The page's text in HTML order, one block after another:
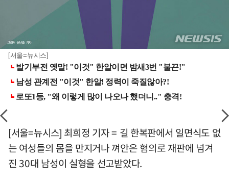
[서울=뉴시스]
[서울=뉴시스] 최희정 기자 = 길 한복판에서 일면식도 없
는 여성들의 몸을 만지거나 껴안은 혐의로 재판에 넘겨
진 30대 남성이 실형을 선고받았다.